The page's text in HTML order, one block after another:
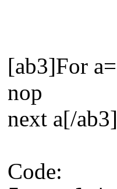
[ab3]For
nop
next a[/ab3]
Code: